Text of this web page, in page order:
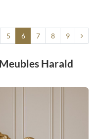
5 6 7 8 9
Harald